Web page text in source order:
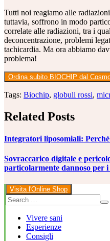
Tutti noi reagiamo alle
tuttavia, soffrono in modo
correlate alle radiazioni, tra i
deconcentrazione, problemi
tachicardia. Ma ora abbiamo
problema!
Ordina subito BIOCHIP dal
Tags: Biochip, globuli rossi,
Related Posts
Integratori liposomiali:
Sovraccarico digitale e
particolarmente dannoso per
Visita l'Online Shop
Vivere sani
Esperienze
Consigli